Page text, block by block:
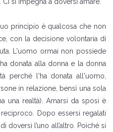
principio è qualcosa che non
con la decisione volontaria di
L'uomo ormai non possiede
donata alla donna e la donna
perché l'ha donata all'uomo,
in relazione, bensì una sola
una realtà). Amarsi da sposi è
Dopo essersi regalati
doversi l’uno all’altro. Poiché si